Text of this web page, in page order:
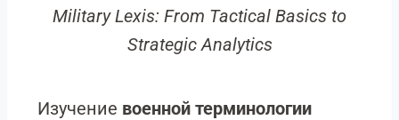
Military Lexis: From Tactical Basics to
Strategic Analytics
Изучение военной терминологии